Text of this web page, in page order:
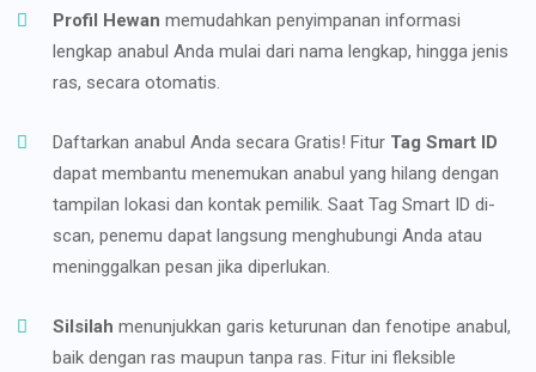
Profil Hewan memudahkan penyimpanan informasi
lengkap anabul Anda mulai dari nama lengkap, hingga jenis
ras, secara otomatis.
Daftarkan anabul Anda secara Gratis! Fitur Tag Smart ID
dapat membantu menemukan anabul yang hilang dengan
tampilan lokasi dan kontak pemilik. Saat Tag Smart ID di-
scan, penemu dapat langsung menghubungi Anda atau
meninggalkan pesan jika diperlukan.
Silsilah menunjukkan garis keturunan dan fenotipe anabul,
baik dengan ras maupun tanpa ras. Fitur ini fleksible